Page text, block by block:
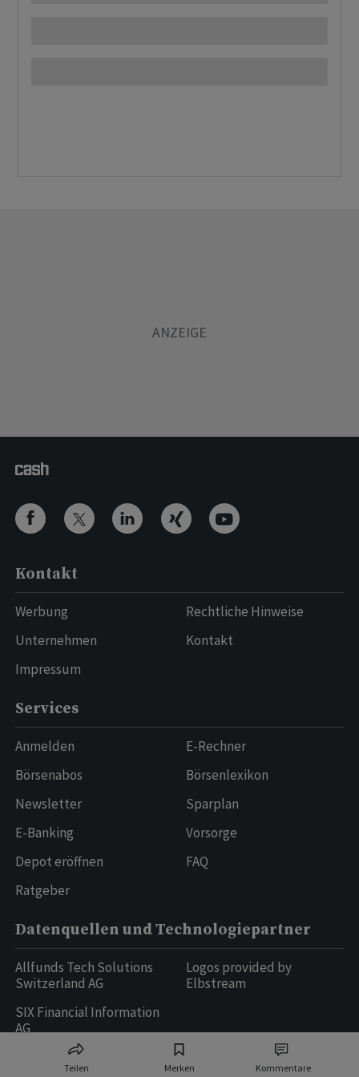
Teilen Merken Kommentare
Kontakt
Werbung
Unternehmen
Impressum
Rechtliche Hinweise
Kontakt
Services
Anmelden
Börsenabos
Newsletter
E-Banking
Depot eröffnen
Ratgeber
E-Rechner
Börsenlexikon
Sparplan
Vorsorge
FAQ
Datenquellen und Technologiepartner
Allfunds Tech Solutions
Switzerland AG
SIX Financial Information
AG
Logos provided by
Elbstream